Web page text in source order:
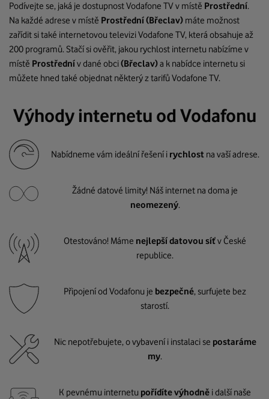
Podívejte se, jaká je dostupnost Vodafone TV v místě Prostřední.
Na každé adrese v místě Prostřední(Břeclav) máte možnost
zařídit si také internetovou televizi Vodafone TV, která obsahuje až
200 programů. Stačí si ověřit, jakou rychlost internetu nabízíme v
místě Prostřednív dané obci(Břeclav)a k nabídce internetu si
můžete hned také objednat některý z tarifů Vodafone TV.
Výhody internetu od Vodafonu
Nabídneme vám ideální řešení i rychlost na vaší adrese.
Žádné datové limity! Náš internet na doma je
neomezený.
Otestováno! Máme nejlepší datovou síťv České
republice.
Připojení od Vodafonu je bezpečné, surfujete bez
starostí.
Nic nepotřebujete, o vybavení i instalaci se postaráme
my.
K pevnému internetu pořídíte výhodně i další naše